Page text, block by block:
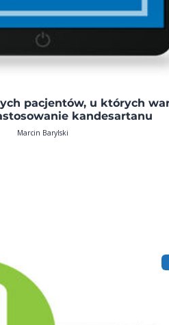
pacjentów, u których
kandesartanu
Marcin Barylski